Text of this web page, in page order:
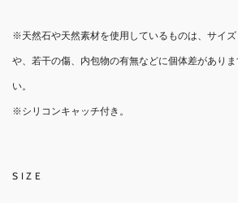
※天然石や天然素材を使用しているものは、サイ
や、若干の傷、内包物の有無などに個体差があり
い。
※シリコンキャッチ付き。
SIZE